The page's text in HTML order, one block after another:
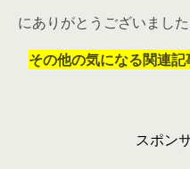
にありがとうございました
その他の気になる関連
スポン